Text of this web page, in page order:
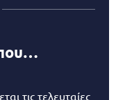
τις τελευταίες